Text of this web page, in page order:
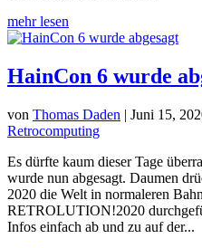
mehr lesen
HainCon 6 wurde
von Thomas Daden | Juni 15,
Retrocomputing
Es dürfte kaum dieser Tage
wurde nun abgesagt. Daumen
2020 die Welt in normaleren
RETROLUTION!2020
Infos einfach ab und zu auf der...